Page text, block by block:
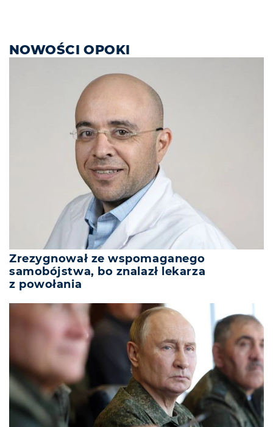
NOWOŚCI OPOKI
Zrezygnował ze wspomaganego
samobójstwa, bo znalazł lekarza
z powołania